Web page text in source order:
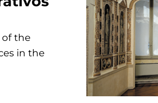
of the
in the